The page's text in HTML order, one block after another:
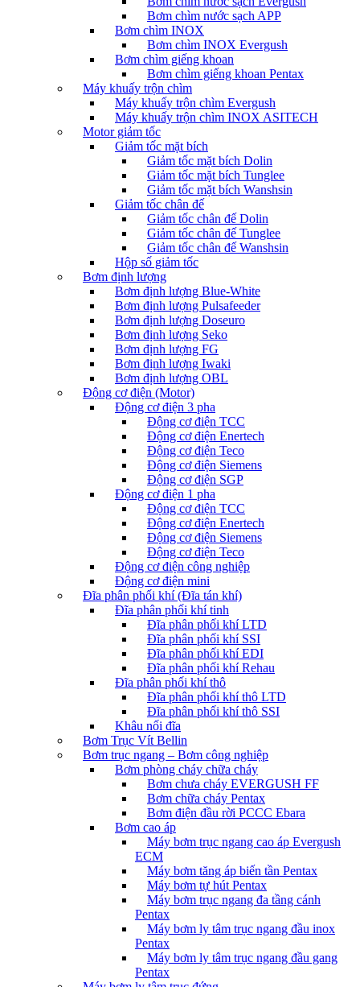
Bơm chìm nước sạch APP
Bơm chìm INOX
Bơm chìm INOX Evergush
Bơm chìm giếng khoan
Bơm chìm giếng khoan Pentax
Máy khuấy trộn chìm
Máy khuấy trộn chìm Evergush
Máy khuấy trộn chìm INOX ASITECH
Motor giảm tốc
Giảm tốc mặt bích
Giảm tốc mặt bích Dolin
Giảm tốc mặt bích Tunglee
Giảm tốc mặt bích Wanshsin
Giảm tốc chân đế
Giảm tốc chân đế Dolin
Giảm tốc chân đế Tunglee
Giảm tốc chân đế Wanshsin
Hộp số giảm tốc
Bơm định lượng
Bơm định lượng Blue-White
Bơm định lượng Pulsafeeder
Bơm định lượng Doseuro
Bơm định lượng Seko
Bơm định lượng FG
Bơm định lượng Iwaki
Bơm định lượng OBL
Động cơ điện (Motor)
Động cơ điện 3 pha
Động cơ điện TCC
Động cơ điện Enertech
Động cơ điện Teco
Động cơ điện Siemens
Động cơ điện SGP
Động cơ điện 1 pha
Động cơ điện TCC
Động cơ điện Enertech
Động cơ điện Siemens
Động cơ điện Teco
Động cơ điện công nghiệp
Động cơ điện mini
Đĩa phân phối khí (Đĩa tán khí)
Đĩa phân phối khí tinh
Đĩa phân phối khí LTD
Đĩa phân phối khí SSI
Đĩa phân phối khí EDI
Đĩa phân phối khí Rehau
Đĩa phân phối khí thô
Đĩa phân phối khí thô LTD
Đĩa phân phối khí thô SSI
Khâu nối đĩa
Bơm Trục Vít Bellin
Bơm trục ngang – Bơm công nghiệp
Bơm phòng cháy chữa cháy
Bơm chưa cháy EVERGUSH FF
Bơm chữa cháy Pentax
Bơm điện đầu rời PCCC Ebara
Bơm cao áp
Máy bơm trục ngang cao áp Evergush
ECM
Máy bơm tăng áp biến tần Pentax
Máy bơm tự hút Pentax
Máy bơm trục ngang đa tầng cánh
Pentax
Máy bơm ly tâm trục ngang đầu inox
Pentax
Máy bơm ly tâm trục ngang đầu gang
Pentax